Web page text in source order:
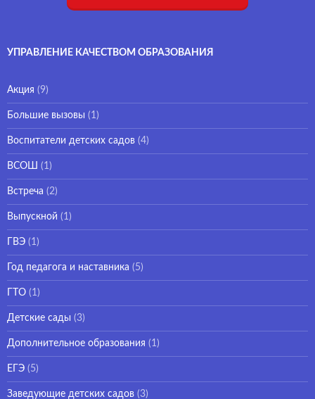
УПРАВЛЕНИЕ КАЧЕСТВОМ ОБРАЗОВАНИЯ
Акция (9)
Большие вызовы (1)
Воспитатели детских садов (4)
ВСОШ (1)
Встреча (2)
Выпускной (1)
ГВЭ (1)
Год педагога и наставника (5)
ГТО (1)
Детские сады (3)
Дополнительное образования (1)
ЕГЭ (5)
Заведующие детских садов (3)